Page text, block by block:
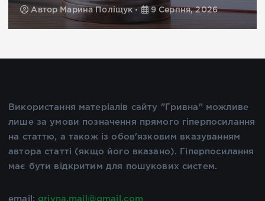
Автор Марина Поліщук 9 Серпня, 2026
Використання матеріалів сайту "Гривна" можливе
лише за умови позначення прямого гіперпосилання
на статтю, а також із обов'язковим вказуванням
автора статті (якщо його вказано). Гіперпосилання
має бути відкритим для пошукових систем.
email: grivna.mail@gmail.com